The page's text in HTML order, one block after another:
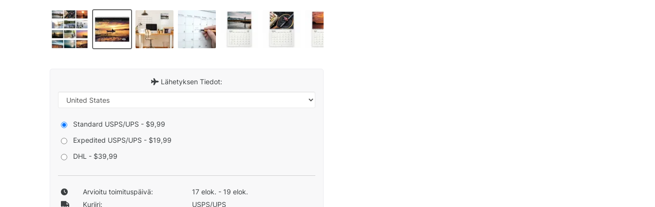
Lähetyksen Tiedot:
Standard USPS/UPS - $9,99
Expedited USPS/UPS - $19,99
DHL - $39,99
Arvioitu toimituspäivä:
17 elok. - 19 elok.
Kuriiri:
USPS/UPS